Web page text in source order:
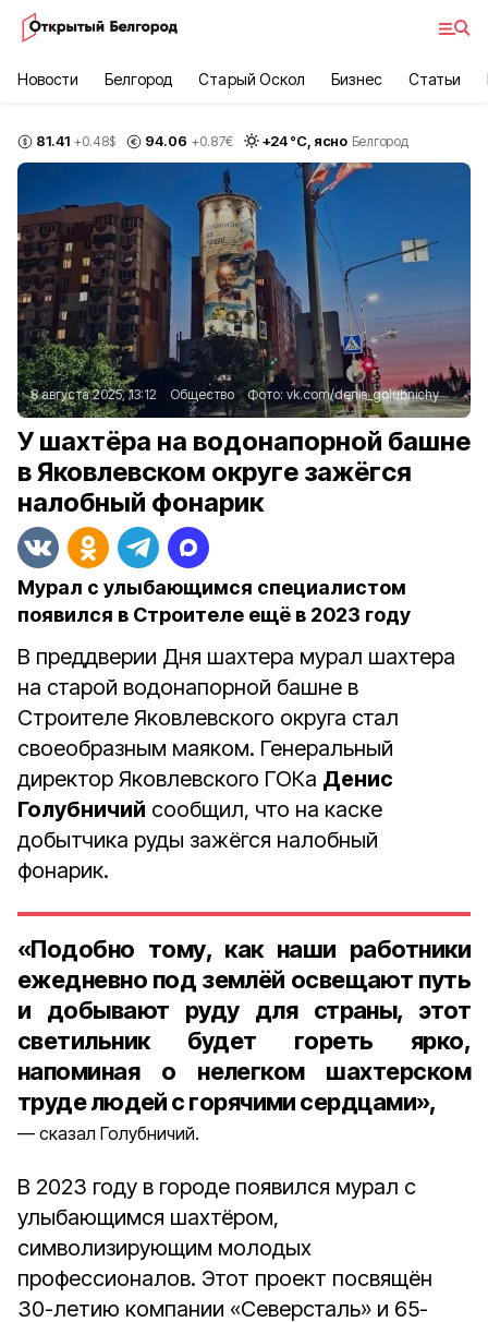
Новости Белгород Старый Оскол Бизнес Статьи
81.41 +0.48$ 94.06 +0.87€ +24°С, ясно Белгород
8 августа 2025, 13:12 Общество Фото: vk.com/denis_golubnichy
У шахтёра на водонапорной башне
в Яковлевском округе зажёгся
налобный фонарик
Мурал с улыбающимся специалистом
появился в Строителе ещё в 2023 году
В преддверии Дня шахтера мурал шахтера
на старой водонапорной башне в
Строителе Яковлевского округа стал
своеобразным маяком. Генеральный
директор Яковлевского ГОКа Денис
Голубничий сообщил, что на каске
добытчика руды зажёгся налобный
фонарик.
«Подобно тому, как наши работники
ежедневно под землёй освещают путь
и добывают руду для страны, этот
светильник будет гореть ярко,
напоминая о нелегком шахтерском
труде людей с горячими сердцами»,
сказал Голубничий.
В 2023 году в городе появился мурал с
улыбающимся шахтёром,
символизирующим молодых
профессионалов. Этот проект посвящён
30-летию компании «Северсталь» и 65-